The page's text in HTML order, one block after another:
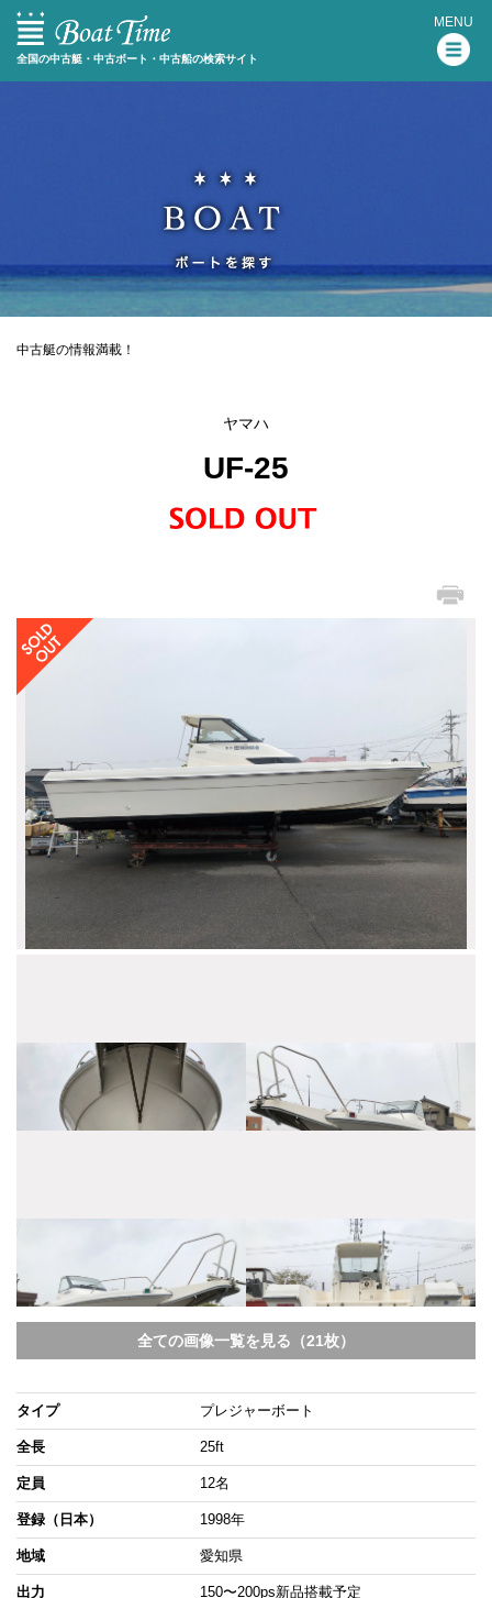
全国の中古艇・中古ボート・中古船の検索サイト
MENU
中古艇の情報満載！
ヤマハ
UF-25
全ての画像一覧を見る（21枚）
タイプ プレジャーボート
全長 25ft
定員 12名
登録（日本） 1998年
地域 愛知県
出力 150〜200ps新品搭載予定